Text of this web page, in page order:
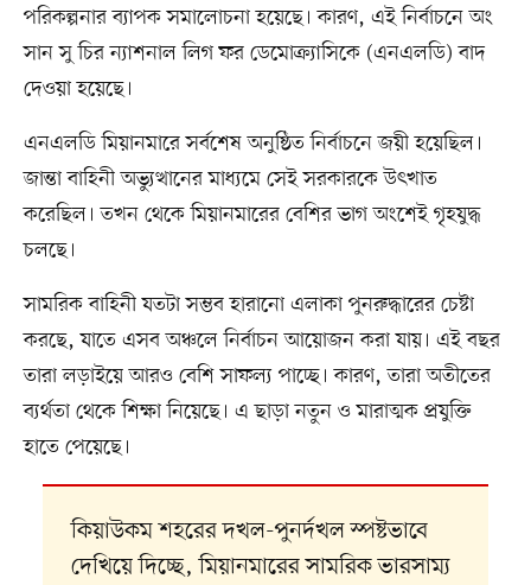
পরিকল্পনার ব্যাপক সমালোচনা হয়েছে। কারণ, এই নির্বাচনে অং
সান সু চির ন্যাশনাল লিগ ফর ডেমোক্র্যাসিকে (এনএলডি) বাদ
দেওয়া হয়েছে।
এনএলডি মিয়ানমারে সর্বশেষ অনুষ্ঠিত নির্বাচনে জয়ী হয়েছিল।
জান্তা বাহিনী অভ্যুত্থানের মাধ্যমে সেই সরকারকে উৎখাত
করেছিল। তখন থেকে মিয়ানমারের বেশির ভাগ অংশেই গৃহযুদ্ধ
চলছে।
সামরিক বাহিনী যতটা সম্ভব হারানো এলাকা পুনরুদ্ধারের চেষ্টা
করছে, যাতে এসব অঞ্চলে নির্বাচন আয়োজন করা যায়। এই বছর
তারা লড়াইয়ে আরও বেশি সাফল্য পাচ্ছে। কারণ, তারা অতীতের
ব্যর্থতা থেকে শিক্ষা নিয়েছে। এ ছাড়া নতুন ও মারাত্মক প্রযুক্তি
হাতে পেয়েছে।
কিয়াউকম শহরের দখল-পুনর্দখল স্পষ্টভাবে
দেখিয়ে দিচ্ছে, মিয়ানমারের সামরিক ভারসাম্য